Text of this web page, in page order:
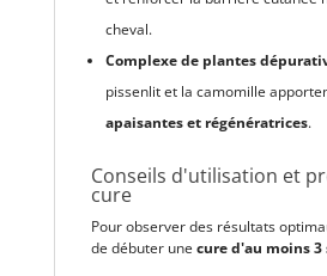
cheval.
Complexe de plantes
pissenlit et la camomille
apaisantes et régénératrices.
Conseils d'utilisation et
cure
Pour observer des résultats
de débuter une cure d'au moins 3